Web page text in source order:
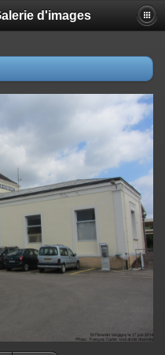
d'images